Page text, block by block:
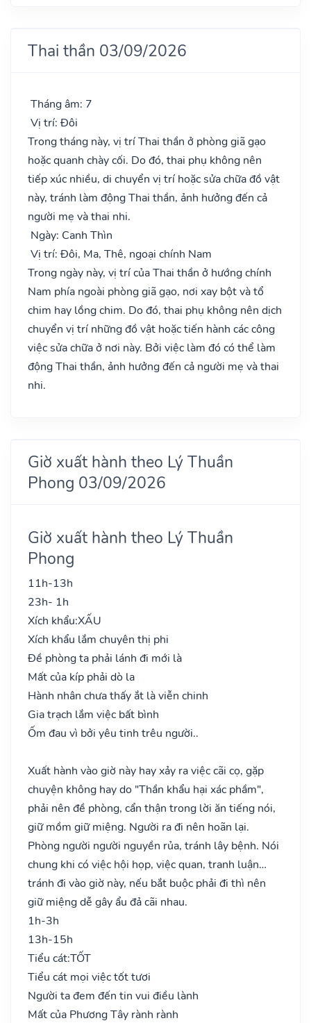
Thai thần 03/09/2026
Tháng âm: 7
Vị trí: Đôi
Trong tháng này, vị trí Thai thần ở phòng giã gạo
hoặc quanh chày cối. Do đó, thai phụ không nên
tiếp xúc nhiều, di chuyển vị trí hoặc sửa chữa đồ vật
này, tránh làm động Thai thần, ảnh hưởng đến cả
người mẹ và thai nhi.
Ngày: Canh Thìn
Vị trí: Đôi, Ma, Thê, ngoại chính Nam
Trong ngày này, vị trí của Thai thần ở hướng chính
Nam phía ngoài phòng giã gạo, nơi xay bột và tổ
chim hay lồng chim. Do đó, thai phụ không nên dịch
chuyển vị trí những đồ vật hoặc tiến hành các công
việc sửa chữa ở nơi này. Bởi việc làm đó có thể làm
động Thai thần, ảnh hưởng đến cả người mẹ và thai
nhi.
Giờ xuất hành theo Lý Thuần
Phong 03/09/2026
Giờ xuất hành theo Lý Thuần
Phong
11h-13h
23h- 1h
Xích khẩu:XẤU
Xích khẩu lắm chuyên thị phi
Đề phòng ta phải lánh đi mới là
Mất của kíp phải dò la
Hành nhân chưa thấy ắt là viễn chinh
Gia trạch lắm việc bất bình
Ốm đau vì bởi yêu tinh trêu người..
Xuất hành vào giờ này hay xảy ra việc cãi cọ, gặp
chuyện không hay do "Thần khẩu hại xác phầm",
phải nên đề phòng, cẩn thận trong lời ăn tiếng nói,
giữ mồm giữ miệng. Người ra đi nên hoãn lại.
Phòng người người nguyền rủa, tránh lây bệnh. Nói
chung khi có việc hội họp, việc quan, tranh luận…
tránh đi vào giờ này, nếu bắt buộc phải đi thì nên
giữ miệng dễ gây ẩu đả cãi nhau.
1h-3h
13h-15h
Tiểu cát:TỐT
Tiểu cát mọi việc tốt tươi
Người ta đem đến tin vui điều lành
Mất của Phương Tây rành rành